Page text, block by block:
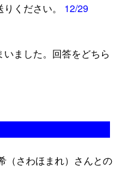
ください。
12/29
ました。回答をどちら
さわほまれ）さんとの